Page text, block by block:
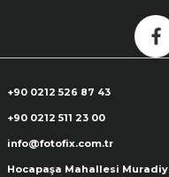
+90 0212 526 87 43
+90 0212 511 23 00
info@fotofix.com.tr
Hocapaşa Mahallesi